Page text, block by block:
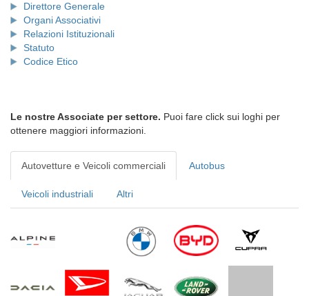
Direttore Generale
Organi Associativi
Relazioni Istituzionali
Statuto
Codice Etico
Le nostre Associate per settore. Puoi fare click sui loghi per
ottenere maggiori informazioni.
Autovetture e Veicoli commerciali Autobus
Veicoli industriali Altri